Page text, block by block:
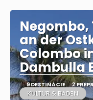
an der
Colombo
Dambulla
9 DESTINÁCIE 2
KULTUR & BADEN